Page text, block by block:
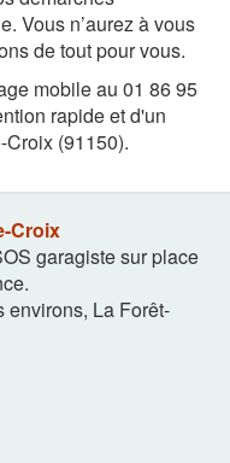
Vous n’aurez à vous
de tout pour vous.
mobile au 01 86 95
rapide et d'un
(91150).
Croix
garagiste sur place
environs, La Forêt-